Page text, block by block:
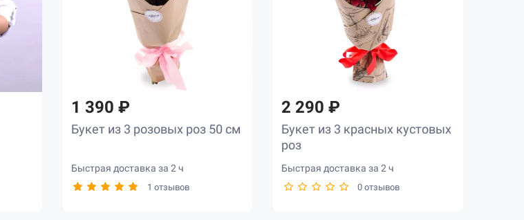
1 390 ₽
Букет из 3 розовых роз 50 см
Быстрая доставка за 2 ч
1 отзывов
2 290 ₽
Букет из 3 красных кустовых
роз
Быстрая доставка за 2 ч
0 отзывов